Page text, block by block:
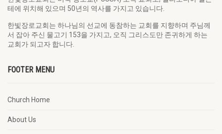
테에 위치해 있으며 50년의 역사를 가지고 있습니다.
한빛장로교회는 하나님의 선교에 동참하는 교회를 지향하며 주님께
서 잡아 주신 물고기 153을 가지고, 오직 그리스도만 존귀하게 하는
교회가 되고자 합니다.
FOOTER MENU
Church Home
About Us